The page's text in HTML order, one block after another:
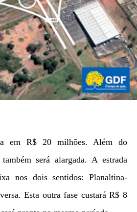
em R$ 20 milhões. Além do
será alargada. A estrada
nos dois sentidos: Planaltina-
Esta outra fase custará R$ 8